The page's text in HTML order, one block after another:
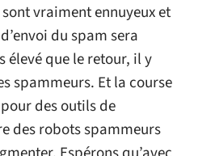
vraiment ennuyeux et
du spam sera
élevé que le retour, il y
spammeurs. Et la course
des outils de
des robots spammeurs